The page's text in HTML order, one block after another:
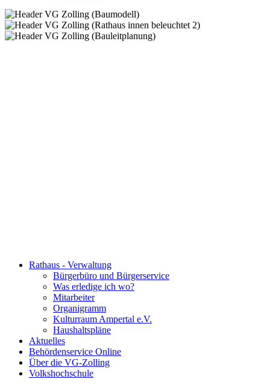
Rathaus - Verwaltung
Bürgerbüro und Bürgerservice
Was erledige ich wo?
Mitarbeiter
Organigramm
Kulturraum Ampertal e.V.
Haushaltspläne
Aktuelles
Behördenservice Online
Über die VG-Zolling
Volkshochschule